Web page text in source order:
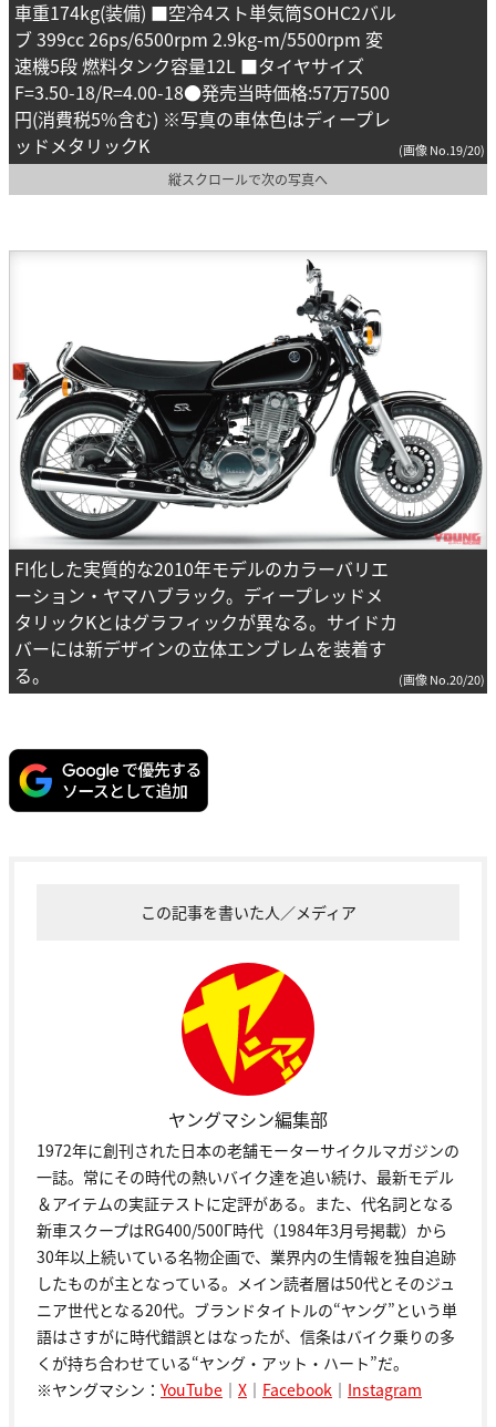
車重174kg(装備) ■空冷4スト単気筒SOHC2バル
ブ 399cc 26ps/6500rpm 2.9kg-m/5500rpm 変
速機5段 燃料タンク容量12L ■タイヤサイズ
F=3.50-18/R=4.00-18●発売当時価格:57万7500
円(消費税5%含む) ※写真の車体色はディープレ
ッドメタリックK
(画像 No.19/20)
縦スクロールで次の写真へ
FI化した実質的な2010年モデルのカラーバリエ
ーション・ヤマハブラック。ディープレッドメ
タリックKとはグラフィックが異なる。サイドカ
バーには新デザインの立体エンブレムを装着す
る。
(画像 No.20/20)
この記事を書いた人／メディア
ヤングマシン編集部
1972年に創刊された日本の老舗モーターサイクルマガジンの
一誌。常にその時代の熱いバイク達を追い続け、最新モデル
＆アイテムの実証テストに定評がある。また、代名詞となる
新車スクープはRG400/500Γ時代（1984年3月号掲載）から
30年以上続いている名物企画で、業界内の生情報を独自追跡
したものが主となっている。メイン読者層は50代とそのジュ
ニア世代となる20代。ブランドタイトルの“ヤング”という単
語はさすがに時代錯誤とはなったが、信条はバイク乗りの多
くが持ち合わせている“ヤング・アット・ハート”だ。
※ヤングマシン： YouTube ｜ X ｜ Facebook ｜ Instagram